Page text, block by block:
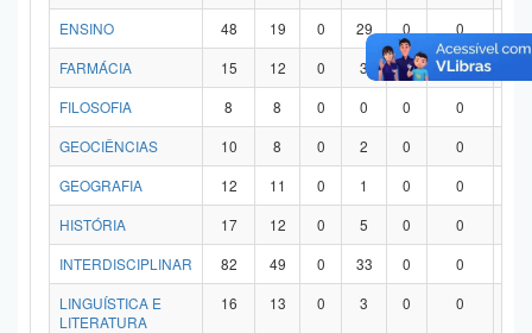
ENSINO
48 19 0 29 0 0
FARMÁCIA
15 12 0 3 0 0
FILOSOFIA
8 8 0 0 0 0
GEOCIÊNCIAS
10 8 0 2 0 0
GEOGRAFIA
12 11 0 1 0 0
HISTÓRIA
17 12 0 5 0 0
INTERDISCIPLINAR
82 49 0 33 0 0
LINGUÍSTICA E
LITERATURA
16 13 0 3 0 0